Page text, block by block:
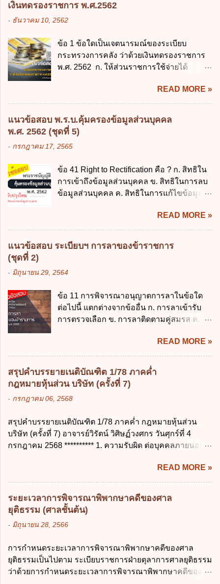
รวบรวม ใช้ หรือเปิดเผยข้อมูลส่วนบุคคล" คือ
พนักงานเจ้าหน้าที่ ง. ไม่มีข้อใดถูกต้อง ข้อ 5 ผู้
มีอำนาจแต่งตั้งพนักงานเจ้าหน้าที่ตามพระ
ราชบัญญัติคุ้มครองข้อมูลส่วนบุคคล พ.ศ.
มีสาระสำคัญดังนี้ 1. คำว่า "เด็ก" หมายถึง เด็ก
เว้นแต่เด็กที่สอบได้ชั้นปีที่ 9 ของการศึกษา
ภาคบังคับแล้ว 2. ผู้ปกครอง คือ 2.1 บิดา
มารดา 2.2 บิดาหรือมารดา ซึ่งเป็นผู้ใช้
กฎหมายแพ่งและพาณิชย์ 2.4 บุคคลที่เด็ก
อยู่ด้วยเป็นประจำหรือที่เด็กอยู่รับใช้การงาน
3. ผู้ปกครองดังกล่าว มีหน้าที่ ส่งเด็กเข้าเรียน
ในสถานศึกษาในวันแรกของการเปิดเรียนภาค
การเปิดเรียนภาคต้น ถ้าสถานศึกษายังมิไ...
เงินทดรองราชการ พ.ศ.2562
- ธันวาคม 10, 2562
ข้อ 1 ข้อใดเป็นเจตนารมณ์ของระเบียบ
กระทรวงการคลัง ว่าด้วยเงินทดรองราชการ
พ.ศ. 2562 ก. ให้ส่วนราชการใช้จ่ายได้
ส่วนราชการมีเงินทดรองราชการเพื่อรองจ่าย
ตามข้อผูกพันในการกู้เงินจากต่างประเทศ ค.
รองรับการปฏิบัติงานด้านการเงินการคลังตาม
นโยบาย New GFMIS Thai ง. สนับสนุนการให้
ความช่วยเหลือในกรณีจำเป็นเร่งด่วนที่ไม่
สามารถรอการเบิกเงินจากงบประมาณได้ ข้อ
ราชการ พ.ศ. 2562 ออกโดยอาศัยกฎหมาย
แม่บทใด ก. พระราชบัญญัติวิธีการงบ
ประมาณ พ.ศ. 2561 ข. พระราชบัญญัติวินัย
บัญญัติเงินคงคลัง พ.ศ. 2491 ง. ระเบียบ
กระทรวงการคลัง ว่าด้วยการเบิกเงินจากคลัง
การรับเงิน การจ่ายเงิน การเก็บรักษาเงิน และ
สำรองจ่ายได้แห่งละไม่เกินเท่าใร ก. 100,000
บาท ข. 50,000 บาท ค. 30,000 บาท ง. 10,000
บาท ข้อ 4 ดอกเบี้ยที่เกิดจากการนำเงินทดรอง
READ MORE »
แนวข้อสอบ พ.ร.บ.คุ้มครองข้อมูลส่วนบุคคล
พ.ศ. 2562 (ชุดที่ 5)
- กรกฎาคม 17, 2565
ข้อ 41 Right to Rectification คือ ? ก. สิทธิใน
การเข้าถึงข้อมูลส่วนบุคคล ข. สิทธิในการลบ
ข้อมูลส่วนบุคคล ค. สิทธิในการแก้ไขข้อมูล
การประมวลผลข้อมูลส่วนบุคคล ข้อ 42 ผู้
ควบคุมข้อมูลส่วนบุคคลต้องแก้ไขข้อมูลส่วน
บุคคลตามหลักการข้อใด ก. ถูกต้อง เป็น
กฎหมายคุ้มครองข้อมูลส่วนบุคคล ในกรณีผู้
ข้อมูลส่วนบุคคลให้ถูกต้อง ก. ร้องทุกข์ ข. ร้อง
เรียน ค. อุทธรณ์ ง. ฟ้องร้อง ข้อ 44 หลักการ
สำคัญของสิทธิในการลบข้อมูลส่วนบุคคล คือ
ลบข้อมูลส่วนบุคคล ข. ขอให้ทำลายข้อมูล
ส่วนบุคคล ค. ทำให้ข้อมูลส่วนบุคคลไม่
สามารถระบุถึงตนได้ ง. ถูกทุกข้อ ข้อ 45
เงื่อนไข ในการใช้สิทธิลบข้อมูลส่วนบุคคล ข้อ
ส่วนบุคคลที่ไม่สมบูรณ์ ค. เจ้าของข้อมูลส่วน
บุคคลถอนความยินยอมในการเก็บรวบรวม
ใช้หรือเปิดเผยข้อมูลส่วนบุคคล ง. ข้อมูลส่วน
บุคคลได้ถูกใช้ประมวลผลโดยไม่ชอบด้วย
READ MORE »
แนวข้อสอบ ระเบียบฯ การลาของข้าราชการ
(ชุดที่ 2)
- มิถุนายน 29, 2564
ข้อ 11 การพิจารณาอนุญาตการลาในข้อใด
ต่อไปนี้ แตกต่างจากข้ออื่น ก. การลาเข้ารับ
การตรวจเลือก ข. การลาติดตามคู่สมรส ค.
ปฏิบัติการวิจัย หรือดูงาน ข้อ 12 ข้อใด ไม่ ถูก
ต้องเกี่ยวกับการลาไปช่วยเหลือภริยาที่คลอด
บุตร ก. ต้องเป็นภริยาโดยชอบด้วยกฎหมาย ข.
ลาได้เพียงครั้งเดียว ค. ต้องลาภายใน 90 วัน
นับแต่วันที่คลอดบุตร ง. ลาได้ครั้งหนึ่งติดต่อ
กันไม่เกิน 15 วันทำการ ข้อ 13 สิทธิลากิจส่วน
เกิน 90 วัน ข. ลาต่อเนื่องจากการคลอดบุตรได้
ไม่เกิน 90 วันทำการ ค. ลาได้ไม่เกิน 120 วัน
ง. ลาต่อเนื่องจากการคลอดบุตรได้ไม่เกิน 150
รัฐมนตรี ว่าด้วยการลาของข้าราชการ พ.ศ.
2555 กำหนดให้ข้าราชการที่รับราชการติดต่อ
กันมาแล้วไม่น้อยกว่า 10 ปี มีสิทธินำวันลาพัก
ผ่อนสะสมรวมกับวันลาพักผ่อนในปีปัจจุบันได้
15 การลาติดตามคู่สมรส ต้องมีระยะเวลาไม่
เกินกำหนดในข้อใดเพื่อมิให้มีผลเป็นการลา
ออกจากราชการ ก. ไม่เกิน 2 ปี ข. ไม่เกิน 3...
READ MORE »
สรุปคำบรรยายเนติบัณฑิต 1/78 ภาคค่ำ
กฎหมายหุ้นส่วน บริษัท (ครั้งที่ 7)
- กรกฎาคม 06, 2568
สรุปคำบรรยายเนติบัณฑิต 1/78 ภาคค่ำ กฎหมายหุ้นส่วน
บริษัท (ครั้งที่ 7) อาจารย์วิรัตน์ วิศิษฏ์วงศกร วันศุกร์ที่ 4
กรกฎาคม 2568 ********** 1. ความรับผิด ต่อบุคคลภายนอก
คนใดคนหนึ่งได้จัดทำไปในทางที่เป็น ธรรมดาการค้าขาย
ของห้างหุ้นส่วน ม.1050 , 1025 โดยพิจารณาตามสภาพแห่ง
กิจการ การงานของห้าง และประเพณีทางการค้า -หุ้นส่วน
ต้องจัดการในนามของห้าง ไม่ว่าจะมีมูลเหตุจูงใจเพราะทุจริต
หรือมีอำนาจจัดการหรือไม่ก็ตาม จึงเป็นไปตามหลักกฎหมาย
ปิดปากหุ้นส่วนคนอื่น และหลักลูกหนี้ร่วมตามม.291 เพื่อ
เกิดมูลหนี้ใดก็ตาม รวมถึงมูลละเมิด 1.1) กรณีห้างหุ้นส่วน
สามัญจดทะเบียน เมื่อห้าง ผิดนัด ชำระหนี้ เจ้าหนี้ของห้างฯ
ชอบที่จะเรียกให้ชำระหนี้เอาแต่ผู้เป็นหุ้นส่วนคนใคคนหนึ่ง
READ MORE »
ระยะเวลาการพิจารณาพิพากษาคดีของศาล
ยุติธรรม (ศาลชั้นต้น)
- มิถุนายน 28, 2566
การกำหนดระยะเวลาการพิจารณาพิพากษาคดีของศาล
ยุติธรรมเป็นไปตาม ระเบียบราชการฝ่ายตุลาการศาลยุติธรรม
ว่าด้วยการกำหนดระยะเวลาการพิจารณาพิพากษาคดีของ